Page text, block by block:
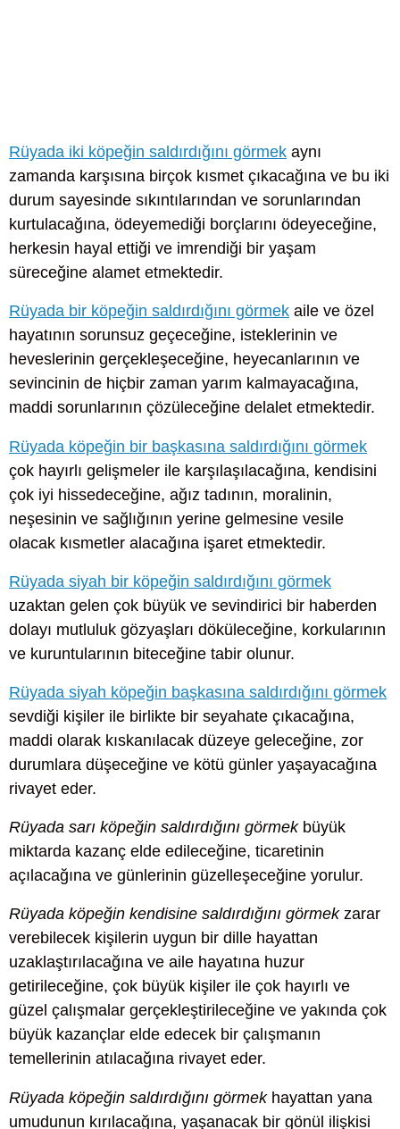
Rüyada iki köpeğin saldırdığını görmek aynı
zamanda karşısına birçok kısmet çıkacağına ve bu iki
durum sayesinde sıkıntılarından ve sorunlarından
kurtulacağına, ödeyemediği borçlarını ödeyeceğine,
herkesin hayal ettiği ve imrendiği bir yaşam
süreceğine alamet etmektedir.
Rüyada bir köpeğin saldırdığını görmek aile ve özel
hayatının sorunsuz geçeceğine, isteklerinin ve
heveslerinin gerçekleşeceğine, heyecanlarının ve
sevincinin de hiçbir zaman yarım kalmayacağına,
maddi sorunlarının çözüleceğine delalet etmektedir.
Rüyada köpeğin bir başkasına saldırdığını görmek
çok hayırlı gelişmeler ile karşılaşılacağına, kendisini
çok iyi hissedeceğine, ağız tadının, moralinin,
neşesinin ve sağlığının yerine gelmesine vesile
olacak kısmetler alacağına işaret etmektedir.
Rüyada siyah bir köpeğin saldırdığını görmek
uzaktan gelen çok büyük ve sevindirici bir haberden
dolayı mutluluk gözyaşları döküleceğine, korkularının
ve kuruntularının biteceğine tabir olunur.
Rüyada siyah köpeğin başkasına saldırdığını görmek
sevdiği kişiler ile birlikte bir seyahate çıkacağına,
maddi olarak kıskanılacak düzeye geleceğine, zor
durumlara düşeceğine ve kötü günler yaşayacağına
rivayet eder.
Rüyada sarı köpeğin saldırdığını görmekbüyük
miktarda kazanç elde edileceğine, ticaretinin
açılacağına ve günlerinin güzelleşeceğine yorulur.
Rüyada köpeğin kendisine saldırdığını görmekzarar
verebilecek kişilerin uygun bir dille hayattan
uzaklaştırılacağına ve aile hayatına huzur
getirileceğine, çok büyük kişiler ile çok hayırlı ve
güzel çalışmalar gerçekleştirileceğine ve yakında çok
büyük kazançlar elde edecek bir çalışmanın
temellerinin atılacağına rivayet eder.
Rüyada köpeğin saldırdığını görmekhayattan yana
umudunun kırılacağına, yaşanacak bir gönül ilişkisi